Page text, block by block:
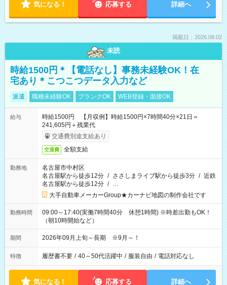
気になる！ 応募する 詳細へ
掲載日：2026.08.02
未読
時給1500円＊【電話なし】事務未経験OK！在
宅あり＊こつこつデータ入力など
派遣 職種未経験OK ブランクOK WEB登録・面接OK
給与
時給1500円 【月収例】時給1500円×7時間40分×21日＝
241,605円＋残業代
交通費別途支給あり
交通費 全額支給
勤務地
名古屋市中村区
名古屋駅から徒歩12分 / ささしまライブ駅から徒歩3分 / 近鉄
名古屋駅から徒歩12分 / …
大手自動車メーカーGroup★カーナビ地図の制作会社です
勤務時間
09:00～17:40(実働7時間40分 休憩1時間) ※時差出勤もOK！
（朝10時開始など）
期間 2026年09月上旬～長期 ※9月～！
特徴 履歴書不要 / 40～50代活躍中 / 服装自由 / 電話対応なし
気になる！ 応募する 詳細へ